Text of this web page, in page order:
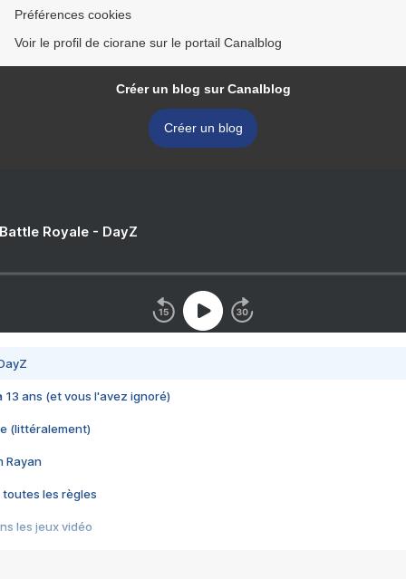
Préférences cookies
Voir le profil de ciorane sur le portail Canalblog
Créer un blog sur Canalblog
Créer un blog
Royale - DayZ
13 ans (et vous l'avez ignoré)
(littéralement)
Rayan
toutes les règles
les jeux vidéo